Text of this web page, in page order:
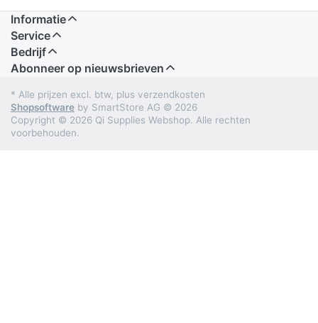
Informatie
Service
Bedrijf
Abonneer op nieuwsbrieven
* Alle prijzen excl. btw, plus verzendkosten
Shopsoftware by SmartStore AG © 2026
Copyright © 2026 Qi Supplies Webshop. Alle rechten
voorbehouden.